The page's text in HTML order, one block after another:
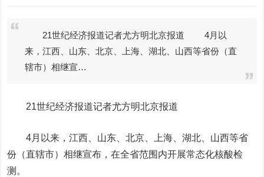
21世纪经济报道记者尤方明北京报道 4月以
来，江西、山东、北京、上海、湖北、山西等省份（直
辖市）相继宣…
21世纪经济报道记者尤方明北京报道
4月以来，江西、山东、北京、上海、湖北、山西等省
份（直辖市）相继宣布，在全省范围内开展常态化核酸检
测。